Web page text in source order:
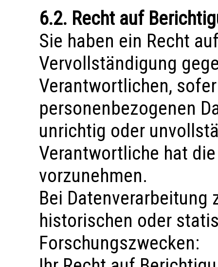
6.2. Recht auf
Sie haben ein Recht
Vervollständigung
Verantwortlichen,
personenbezogenen
unrichtig oder
Verantwortliche hat
vorzunehmen.
Bei
historischen oder
Forschungszwecken: